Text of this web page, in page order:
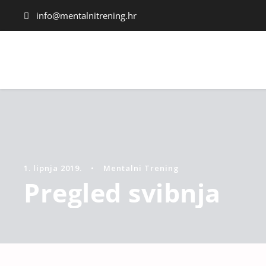
info@mentalnitrening.hr
1. lipnja 2019. • Mentalni Trening
Pregled svibnja